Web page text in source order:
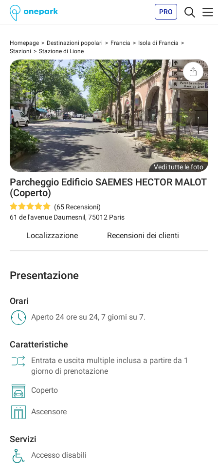
PRO
Homepage Destinazioni popolari Francia
Isola di Francia
Stazioni
Stazione di Lione
Vedi tutte le foto
Parcheggio Edificio SAEMES HECTOR MALOT
(Coperto)
(65 Recensioni)
61 de l'avenue Daumesnil, 75012 Paris
Localizzazione Recensioni dei clienti
Presentazione
Orari
Aperto 24 ore su 24, 7 giorni su 7.
Caratteristiche
Entrata e uscita multiple inclusa a partire da 1
giorno di prenotazione
Coperto
Ascensore
Servizi
Accesso disabili